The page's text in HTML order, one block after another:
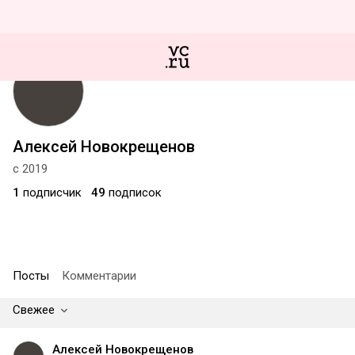
Алексей Новокрещенов
с 2019
1 подписчик 49 подписок
Посты Комментарии
Свежее
Алексей Новокрещенов